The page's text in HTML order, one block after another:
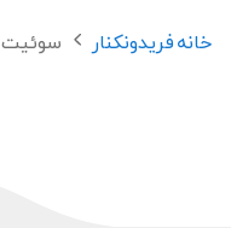
خانهفریدونکنار سوئیت 1 خوابهساحلی